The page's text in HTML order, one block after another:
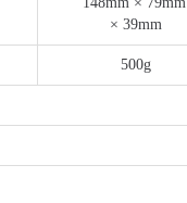
× 39mm
500g